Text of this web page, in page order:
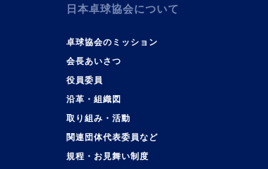
日本卓球協会について
卓球協会のミッション
会長あいさつ
役員委員
沿革・組織図
取り組み・活動
関連団体代表委員など
規程・お見舞い制度